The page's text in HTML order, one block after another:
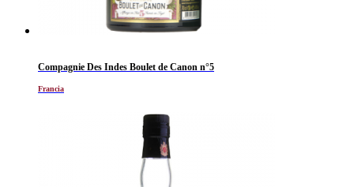
Compagnie Des Indes Boulet de Canon n°5
Francia